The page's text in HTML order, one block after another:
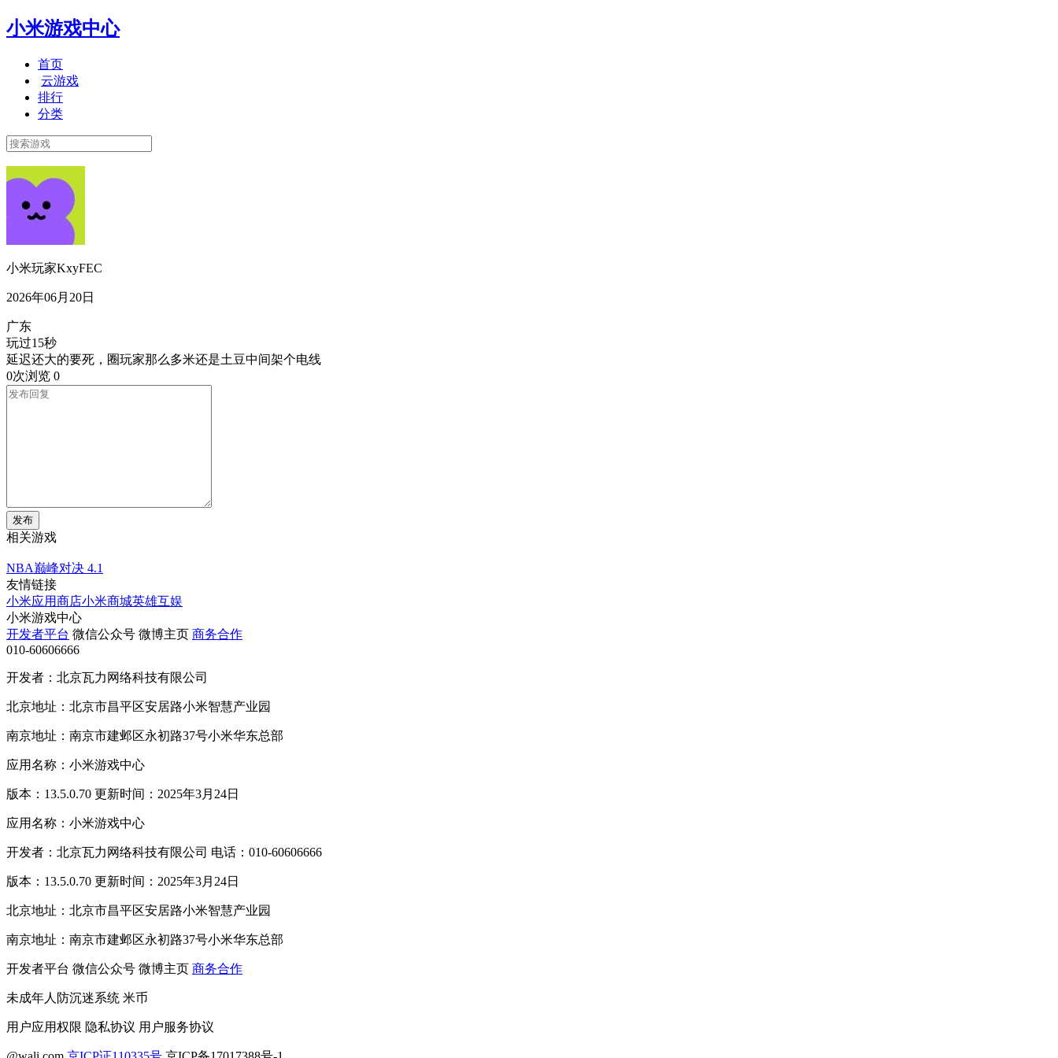
小米游戏中心
首页
云游戏
排行
分类
小米玩家KxyFEC
2026年06月20日
广东
玩过15秒
延迟还大的要死，圈玩家那么多米还是土豆中间架个电线
0次浏览 0
发布
相关游戏
NBA巅峰对决 4.1
友情链接
小米应用商店小米商城英雄互娱
小米游戏中心
开发者平台 微信公众号 微博主页 商务合作
010-60606666
开发者：北京瓦力网络科技有限公司
北京地址：北京市昌平区安居路小米智慧产业园
南京地址：南京市建邺区永初路37号小米华东总部
应用名称：小米游戏中心
版本：13.5.0.70 更新时间：2025年3月24日
应用名称：小米游戏中心
开发者：北京瓦力网络科技有限公司 电话：010-60606666
版本：13.5.0.70 更新时间：2025年3月24日
北京地址：北京市昌平区安居路小米智慧产业园
南京地址：南京市建邺区永初路37号小米华东总部
开发者平台 微信公众号 微博主页 商务合作
未成年人防沉迷系统 米币
用户应用权限 隐私协议 用户服务协议